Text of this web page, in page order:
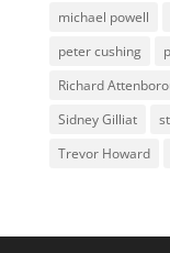
michael powell
peter cushing
Richard
Sidney Gilliat
Trevor Howard